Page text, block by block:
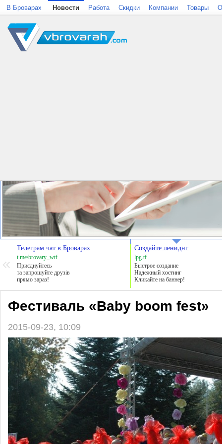
Телеграм чат в Броварах
t.me/brovary_wtf
Приєднуйтесь
та запрошуйте друзів
прямо зараз!
Создайте лениднг
lpg.tf
Быстрое создание
Надежный хостинг
Кликайте на баннер!
Фестиваль «Baby boom fest»
2015-09-23, 10:09
В Броварах Новости Работа Скидки Компании Товары